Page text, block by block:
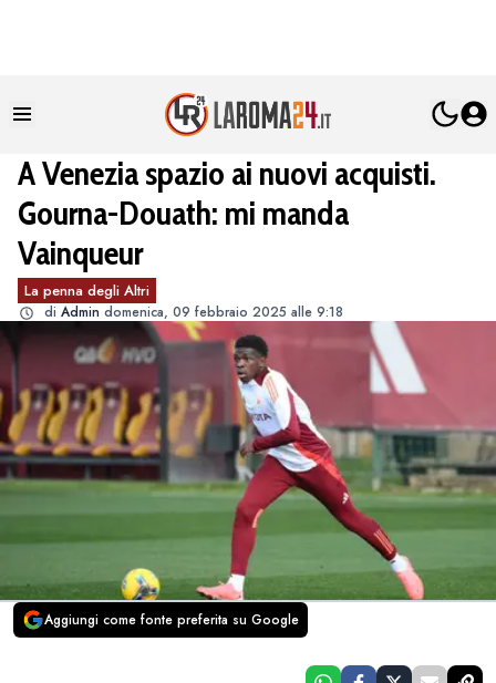
A Venezia spazio ai nuovi acquisti.
Gourna-Douath: mi manda
Vainqueur
La penna degli Altri
di Admin domenica, 09 febbraio 2025 alle 9:18
Aggiungi come fonte preferita su Google